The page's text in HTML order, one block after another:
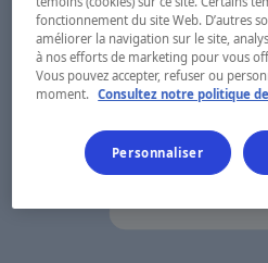
fonctionnement du site Web. D’autres
améliorer la navigation sur le site,
à nos efforts de marketing pour vous
Vous pouvez accepter, refuser ou
moment.
Consultez notre politique
Personnaliser